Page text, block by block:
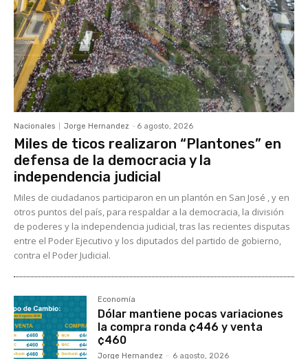
Nacionales Jorge Hernandez - 6 agosto, 2026
Miles de ticos realizaron “Plantones” en
defensa de la democracia y la
independencia judicial
Miles de ciudadanos participaron en un plantón en San José , y en
otros puntos del país, para respaldar a la democracia, la división
de poderes y la independencia judicial, tras las recientes disputas
entre el Poder Ejecutivo y los diputados del partido de gobierno,
contra el Poder Judicial.
Economía
Dólar mantiene pocas variaciones
la compra ronda ¢446 y venta
¢460
Jorge Hernandez - 6 agosto, 2026